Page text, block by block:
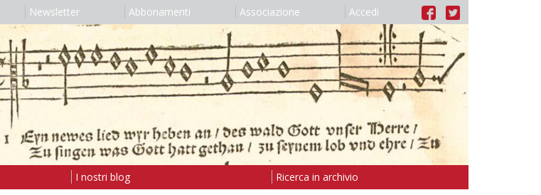
Newsletter Abbonamenti Associazione Accedi
I nostri blog Ricerca in archivio